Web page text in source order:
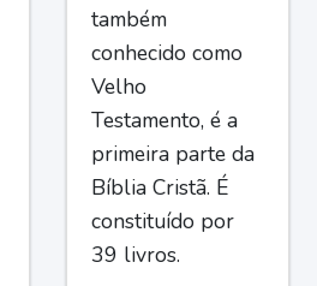
também
conhecido como
Velho
Testamento, é a
primeira parte da
Bíblia Cristã. É
constituído por
39 livros.